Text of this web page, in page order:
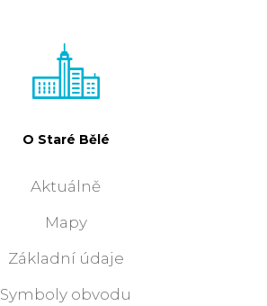
O Staré Bělé
Aktuálně
Mapy
Základní údaje
Symboly obvodu